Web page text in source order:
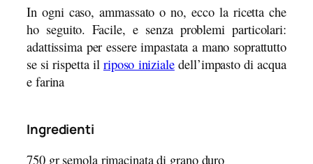
In ogni caso, ammassato o no, ecco la ricetta che
ho seguito. Facile, e senza problemi particolari:
adattissima per essere impastata a mano soprattutto
se si rispetta il riposo inizialedell’impasto di acqua
e farina
Ingredienti
750 gr semola rimacinata di grano duro